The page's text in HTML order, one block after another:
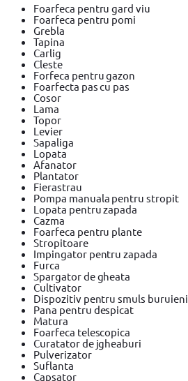
Foarfeca pentru gard viu
Foarfeca pentru pomi
Grebla
Tapina
Carlig
Cleste
Forfeca pentru gazon
Foarfecta pas cu pas
Cosor
Lama
Topor
Levier
Sapaliga
Lopata
Afanator
Plantator
Fierastrau
Pompa manuala pentru stropit
Lopata pentru zapada
Cazma
Foarfeca pentru plante
Stropitoare
Impingator pentru zapada
Furca
Spargator de gheata
Cultivator
Dispozitiv pentru smuls buruieni
Pana pentru despicat
Matura
Foarfeca telescopica
Curatator de jgheaburi
Pulverizator
Suflanta
Capsator